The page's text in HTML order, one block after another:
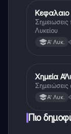
Χημεία
Κεφαλαιο
Λυκείου
Α' Λυκ.
Χημεία
Χημεία
Σημειώσεις
Α' Λυκ.
Πιο